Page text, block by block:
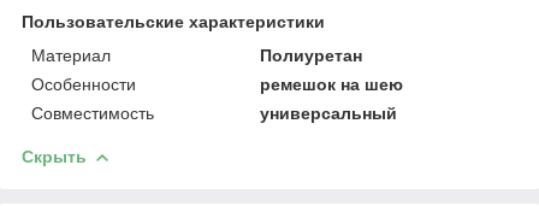
Пользовательские характеристики
Материал
Полиуретан
Особенности
ремешок на шею
Совместимость
универсальный
Скрыть